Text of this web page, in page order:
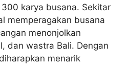
karya busana. Sekitar
memperagakan busana
menonjolkan
dan wastra Bali. Dengan
menarik